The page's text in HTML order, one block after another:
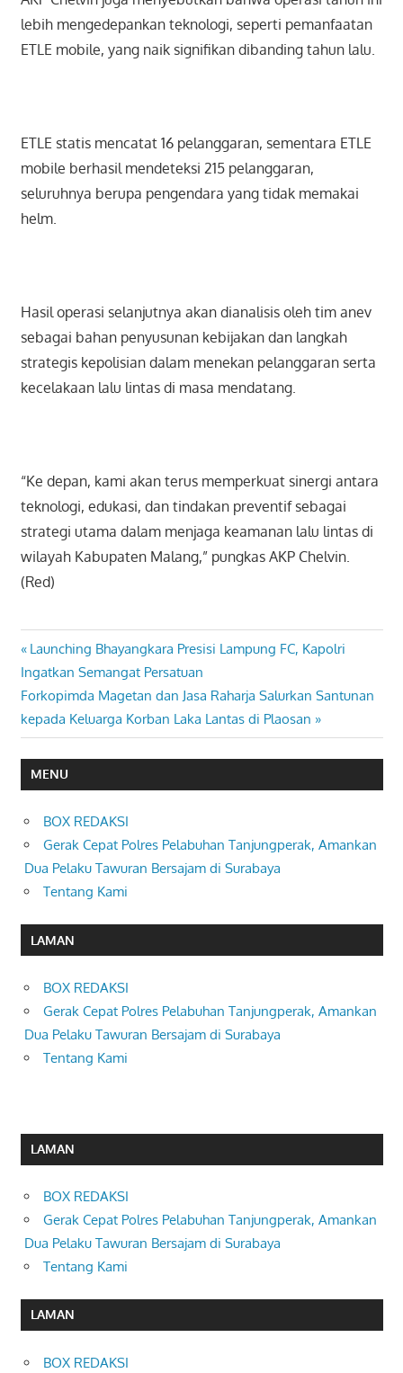
lebih mengedepankan teknologi, seperti pemanfaatan
ETLE mobile, yang naik signifikan dibanding tahun lalu.
ETLE statis mencatat 16 pelanggaran, sementara ETLE
mobile berhasil mendeteksi 215 pelanggaran,
seluruhnya berupa pengendara yang tidak memakai
helm.
Hasil operasi selanjutnya akan dianalisis oleh tim anev
sebagai bahan penyusunan kebijakan dan langkah
strategis kepolisian dalam menekan pelanggaran serta
kecelakaan lalu lintas di masa mendatang.
“Ke depan, kami akan terus memperkuat sinergi antara
teknologi, edukasi, dan tindakan preventif sebagai
strategi utama dalam menjaga keamanan lalu lintas di
wilayah Kabupaten Malang,” pungkas AKP Chelvin.
(Red)
Navigasi
pos
Previous
Post:
Launching Bhayangkara Presisi Lampung FC, Kapolri
Ingatkan Semangat Persatuan
Next
Post:
Forkopimda Magetan dan Jasa Raharja Salurkan Santunan
kepada Keluarga Korban Laka Lantas di Plaosan
MENU
BOX REDAKSI
Gerak Cepat Polres Pelabuhan Tanjungperak, Amankan
Dua Pelaku Tawuran Bersajam di Surabaya
Tentang Kami
LAMAN
BOX REDAKSI
Gerak Cepat Polres Pelabuhan Tanjungperak, Amankan
Dua Pelaku Tawuran Bersajam di Surabaya
Tentang Kami
LAMAN
BOX REDAKSI
Gerak Cepat Polres Pelabuhan Tanjungperak, Amankan
Dua Pelaku Tawuran Bersajam di Surabaya
Tentang Kami
LAMAN
BOX REDAKSI